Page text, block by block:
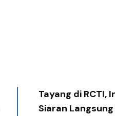
Tayang di RCTI,
Siaran Langsung